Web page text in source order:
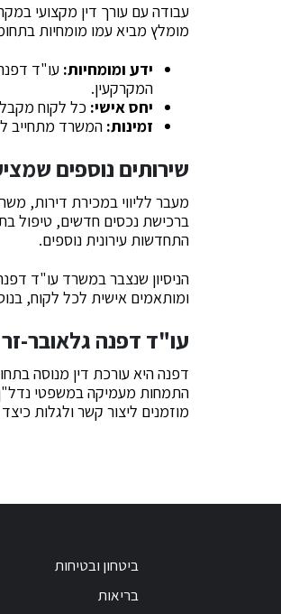
עבודה עם עורך דין מקצועי
מומלץ מביא עמו מומחיות
ידע ומומחיות: עו"ד
המקרקעין.
יחס אישי: כל לקוח מקבל
זמינות: המשרד מתחייב
שירותים נוספים
מעבר לליווי במכירת דירות,
התחדשות עירונית נוספים.
הניסיון שנצבר במשרד עו"ד
ומותאמים אישית לכל לקוח,
עו"ד דפנה גלאובר-זר
דפנה היא עורכת דין מנוסה
התמחות מעמיקה במשפטי
מוזמנים ליצור קשר ולגלות
ביטחון ובטיחות
בריאות